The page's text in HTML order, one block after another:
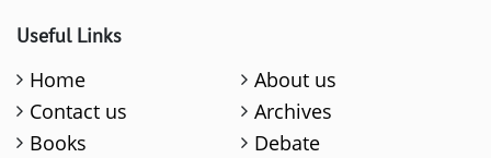
Useful Links
Home
About us
Contact us
Archives
Books
Debate